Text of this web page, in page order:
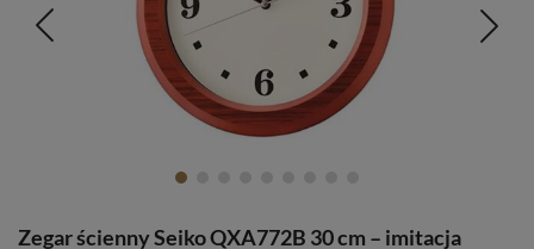
Zegar ścienny Seiko QXA772B 30 cm – imitacja